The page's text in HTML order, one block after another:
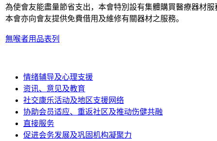
為使會友能盡量節省支出，本會特別設有集體購買醫療器材
本會亦向會友提供免費借用及維修有關器材之服務。
無喉者用品表列
情绪辅导及心理支援
资讯、意见及教育
社交康乐活动及地区支援网络
协助会员适应、重返社区及推动伤健共融
直接服务
促进会务发展及巩固机构凝聚力